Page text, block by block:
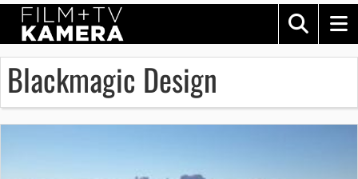
Blackmagic Design